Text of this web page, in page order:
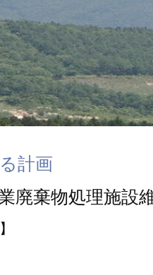
計画
廃棄物処理施設